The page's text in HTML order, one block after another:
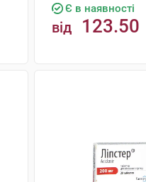
Є в наявності
від 123.50